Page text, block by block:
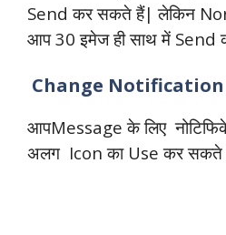
Send कर सकते हैं| लेकिन
आप 30 इमेज ही साथ में
Change Notification
आपMessage के लिए
अलग Icon का Use कर सकते